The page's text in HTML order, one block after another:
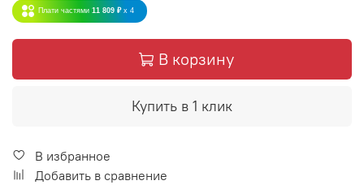
Плати частями 11 809 ₽ x 4
В корзину
Купить в 1 клик
В избранное
Добавить в сравнение